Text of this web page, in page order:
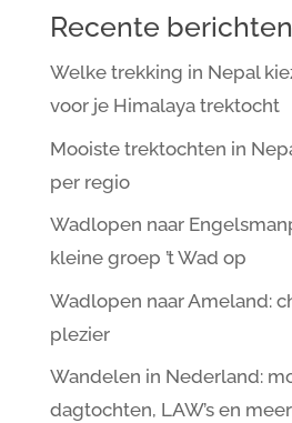
Recente berichten
Welke trekking in Nepal
voor je Himalaya trektocht
Mooiste trektochten in
per regio
Wadlopen naar
kleine groep ’t Wad op
Wadlopen naar Ameland:
plezier
Wandelen in Nederland:
dagtochten, LAW’s en